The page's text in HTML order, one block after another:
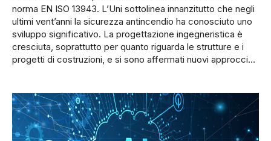
norma EN ISO 13943. L’Uni sottolinea innanzitutto che negli
ultimi vent’anni la sicurezza antincendio ha conosciuto uno
sviluppo significativo. La progettazione ingegneristica è
cresciuta, soprattutto per quanto riguarda le strutture e i
progetti di costruzioni, e si sono affermati nuovi approcci…